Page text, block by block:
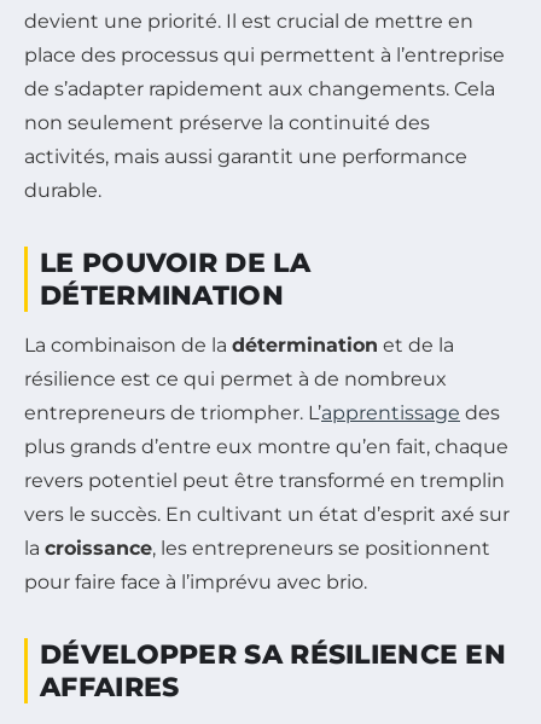
devient une priorité. Il est crucial de mettre en
place des processus qui permettent à l’entreprise
de s’adapter rapidement aux changements. Cela
non seulement préserve la continuité des
activités, mais aussi garantit une performance
durable.
LE POUVOIR DE LA
DÉTERMINATION
La combinaison de la détermination et de la
résilience est ce qui permet à de nombreux
entrepreneurs de triompher. L’apprentissage des
plus grands d’entre eux montre qu’en fait, chaque
revers potentiel peut être transformé en tremplin
vers le succès. En cultivant un état d’esprit axé sur
la croissance, les entrepreneurs se positionnent
pour faire face à l’imprévu avec brio.
DÉVELOPPER SA RÉSILIENCE EN
AFFAIRES